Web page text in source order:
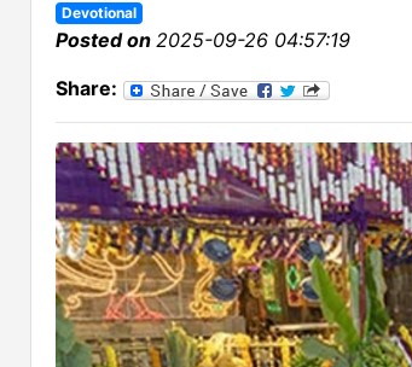
Devotional
Posted on 2025-09-26 04:57:19
Share: